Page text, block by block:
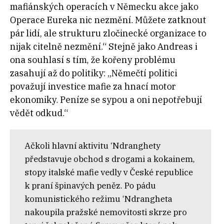
mafiánských operacích v Německu akce jako
Operace Eureka nic nezmění. Můžete zatknout
pár lidí, ale strukturu zločinecké organizace to
nijak citelně nezmění.“ Stejně jako Andreas i
ona souhlasí s tím, že kořeny problému
zasahují až do politiky: „Němečtí politici
považují investice mafie za hnací motor
ekonomiky. Peníze se sypou a oni nepotřebují
vědět odkud.“
Ačkoli hlavní aktivitu ‘Ndranghety
představuje obchod s drogami a kokainem,
stopy italské mafie vedly v České republice
k praní špinavých peněz. Po pádu
komunistického režimu ‘Ndrangheta
nakoupila pražské nemovitosti skrze pro